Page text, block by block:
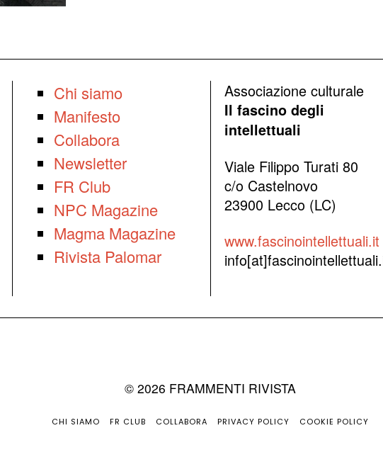
Chi siamo
Manifesto
Collabora
Newsletter
FR Club
NPC Magazine
Magma Magazine
Rivista Palomar
Associazione culturale
Il fascino degli
intellettuali
Viale Filippo Turati 80
c/o Castelnovo
23900 Lecco (LC)
www.fascinointellettuali.it
© 2026 FRAMMENTI RIVISTA
CHI SIAMO FR CLUB COLLABORA PRIVACY POLICY COOKIE POLICY